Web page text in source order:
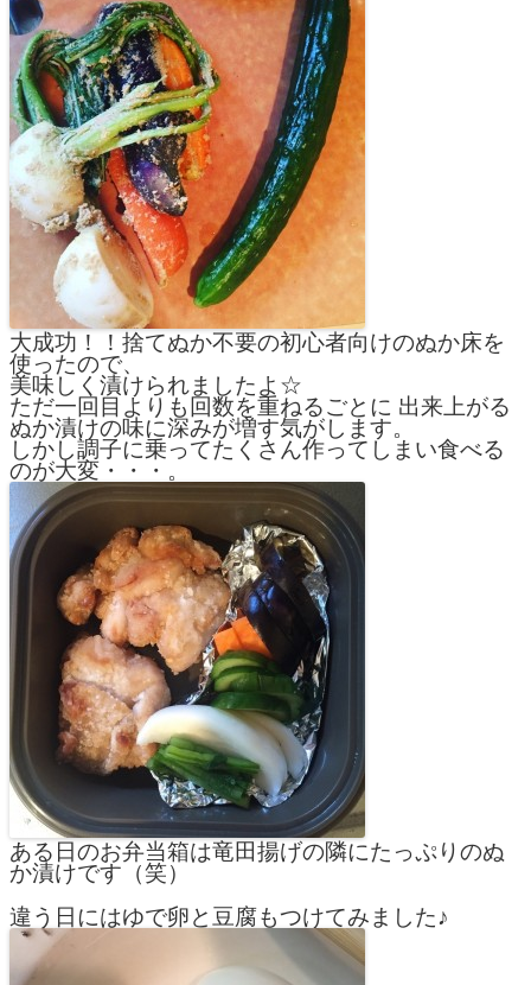
大成功！！捨てぬか不要の初心者向けのぬか床を
使ったので、
美味しく漬けられましたよ☆
ただ一回目よりも回数を重ねるごとに 出来上がる
ぬか漬けの味に深みが増す気がします。
しかし調子に乗ってたくさん作ってしまい食べる
のが大変・・・。
ある日のお弁当箱は竜田揚げの隣にたっぷりのぬ
か漬けです（笑）
違う日にはゆで卵と豆腐もつけてみました♪